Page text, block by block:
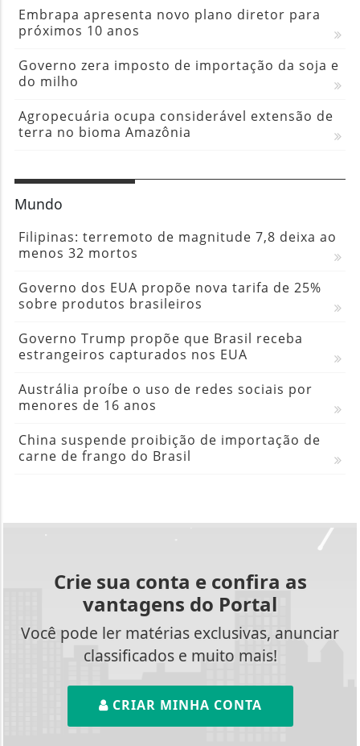
Embrapa apresenta novo plano diretor para
próximos 10 anos
Governo zera imposto de importação da soja e
do milho
Agropecuária ocupa considerável extensão de
terra no bioma Amazônia
Mundo
Filipinas: terremoto de magnitude 7,8 deixa ao
menos 32 mortos
Governo dos EUA propõe nova tarifa de 25%
sobre produtos brasileiros
Governo Trump propõe que Brasil receba
estrangeiros capturados nos EUA
Austrália proíbe o uso de redes sociais por
menores de 16 anos
China suspende proibição de importação de
carne de frango do Brasil
Crie sua conta e confira as
vantagens do Portal
Você pode ler matérias exclusivas, anunciar
classificados e muito mais!
CRIAR MINHA CONTA